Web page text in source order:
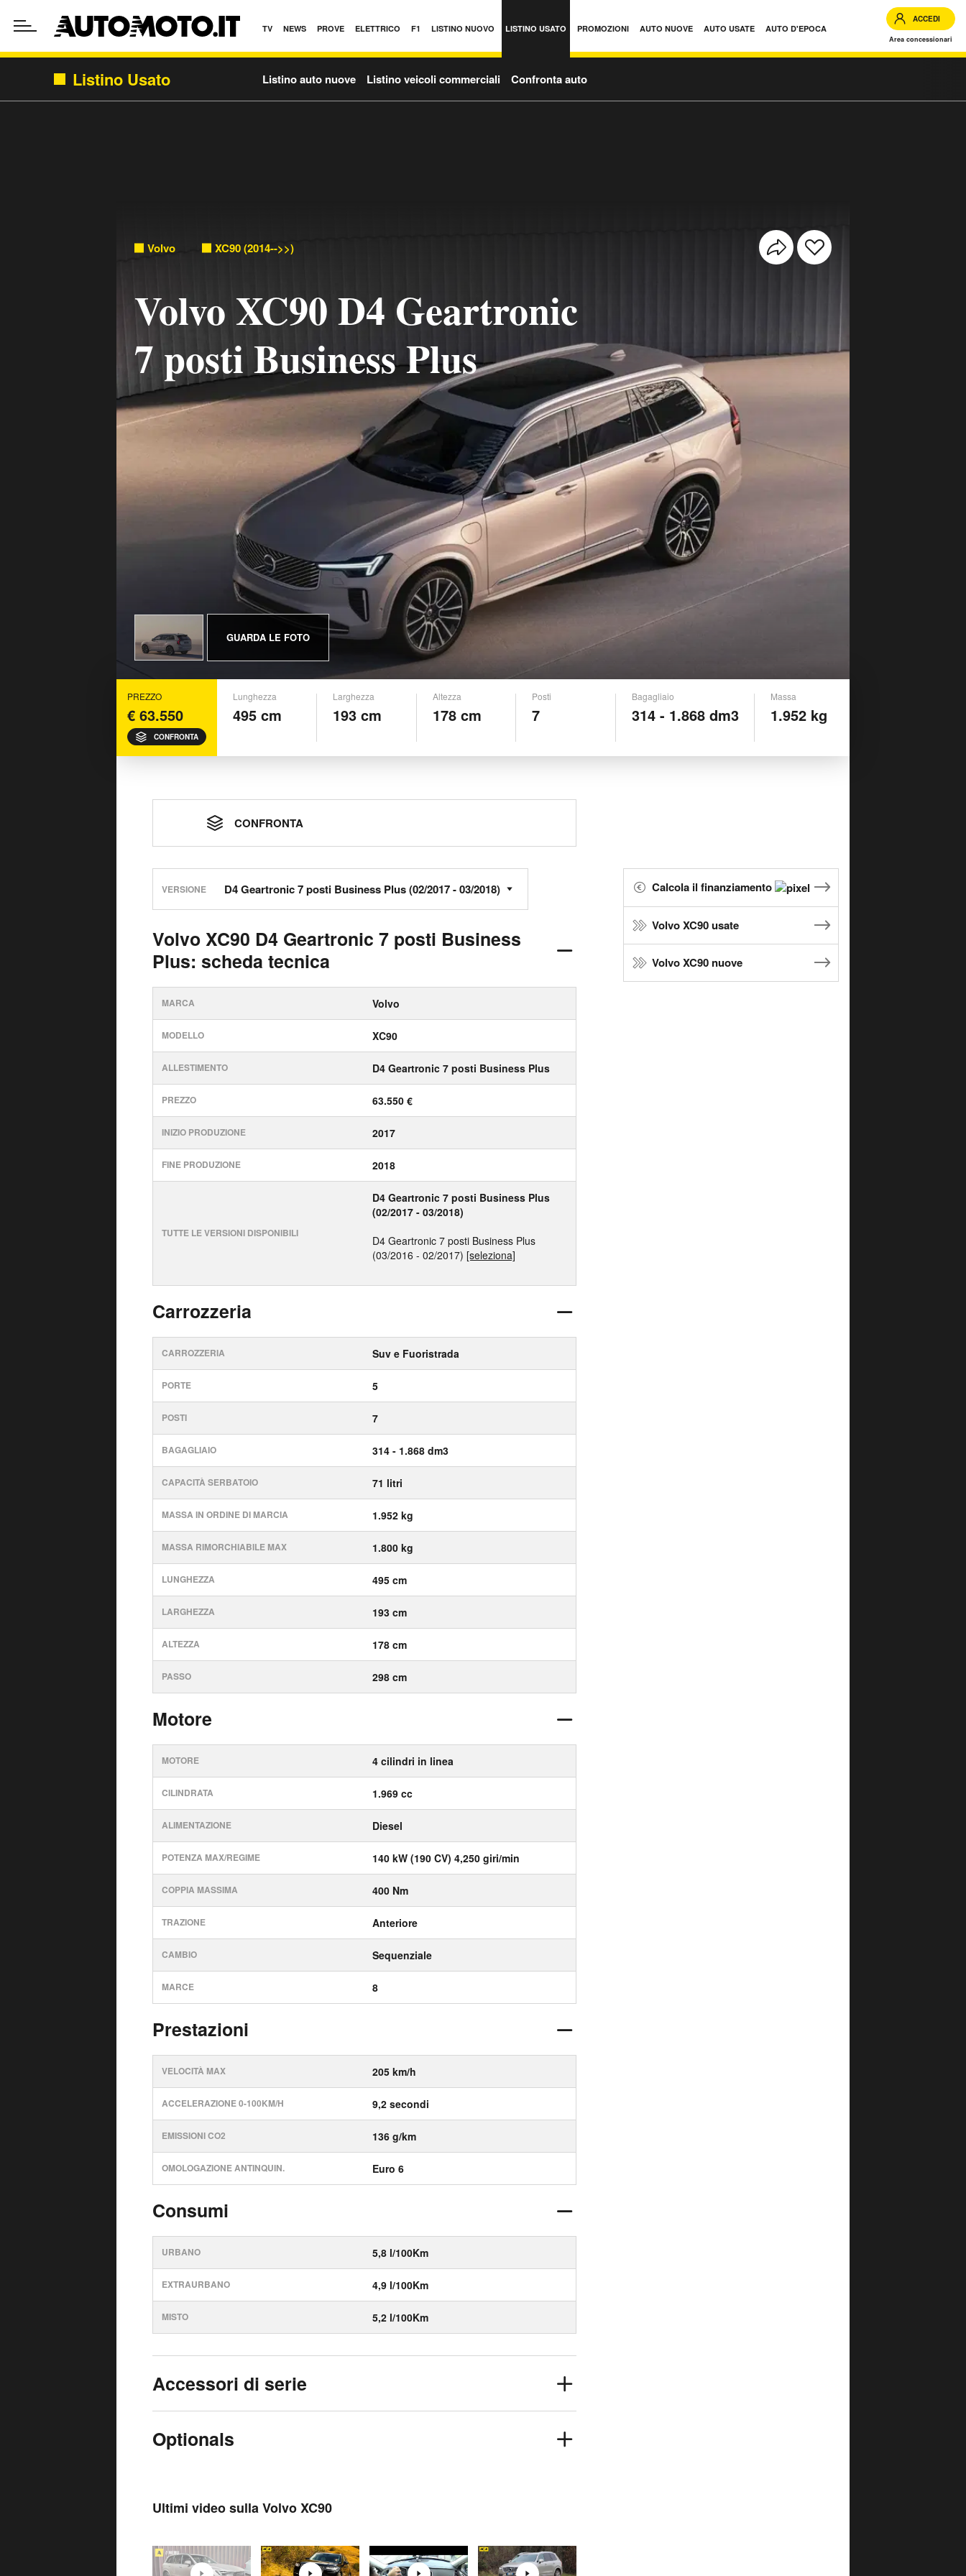
TV NEWS PROVE ELETTRICO F1 LISTINO NUOVO LISTINO USATO PROMOZIONI AUTO NUOVE AUTO USATE AUTO D'EPOCA
ACCEDI
Area concessionari
Listino Usato Listino auto nuove Listino veicoli commerciali Confronta auto
Volvo XC90 (2014-->>)
Volvo XC90 D4 Geartronic
7 posti Business Plus
GUARDA LE FOTO
PREZZO
€ 63.550
CONFRONTA
Lunghezza
495 cm
Larghezza
193 cm
Altezza
178 cm
Posti
7
Bagagliaio
314 - 1.868 dm3
Massa
1.952 kg
CONFRONTA
VERSIONE
Volvo XC90 D4 Geartronic 7 posti Business
Plus: scheda tecnica
MARCA Volvo
MODELLO XC90
ALLESTIMENTO D4 Geartronic 7 posti Business Plus
PREZZO 63.550 €
INIZIO PRODUZIONE 2017
FINE PRODUZIONE 2018
TUTTE LE VERSIONI DISPONIBILI
D4 Geartronic 7 posti Business Plus
(02/2017 - 03/2018)
D4 Geartronic 7 posti Business Plus
(03/2016 - 02/2017) [seleziona]
Carrozzeria
CARROZZERIA Suv e Fuoristrada
PORTE 5
POSTI 7
BAGAGLIAIO 314 - 1.868 dm3
CAPACITÀ SERBATOIO 71 litri
MASSA IN ORDINE DI MARCIA 1.952 kg
MASSA RIMORCHIABILE MAX 1.800 kg
LUNGHEZZA 495 cm
LARGHEZZA 193 cm
ALTEZZA 178 cm
PASSO 298 cm
Motore
MOTORE 4 cilindri in linea
CILINDRATA 1.969 cc
ALIMENTAZIONE Diesel
POTENZA MAX/REGIME 140 kW (190 CV) 4,250 giri/min
COPPIA MASSIMA 400 Nm
TRAZIONE Anteriore
CAMBIO Sequenziale
MARCE 8
Prestazioni
VELOCITÀ MAX 205 km/h
ACCELERAZIONE 0-100KM/H 9,2 secondi
EMISSIONI CO2 136 g/km
OMOLOGAZIONE ANTINQUIN. Euro 6
Consumi
URBANO 5,8 l/100Km
EXTRAURBANO 4,9 l/100Km
MISTO 5,2 l/100Km
Accessori di serie
Optionals
Ultimi video sulla Volvo XC90
Calcola il finanziamento
Volvo XC90 usate
Volvo XC90 nuove